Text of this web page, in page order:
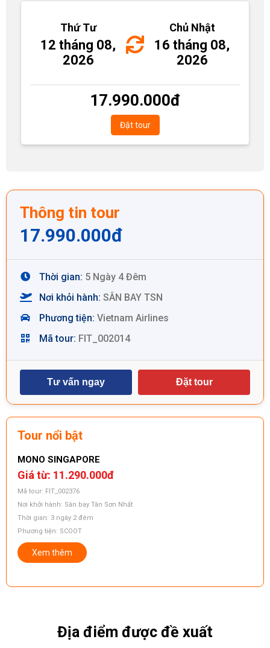
Thứ Tư
12 tháng 08,
2026
Chủ Nhật
16 tháng 08,
2026
17.990.000đ
Đặt tour
Thông tin tour
17.990.000đ
Thời gian: 5 Ngày 4 Đêm
Nơi khỏi hành: SÂN BAY TSN
Phương tiện: Vietnam Airlines
Mã tour: FIT_002014
Tư vấn ngay Đặt tour
Tour nổi bật
MONO SINGAPORE
Giá từ: 11.290.000đ
Mã tour: FIT_002376
Nơi khởi hành: Sân bay Tân Sơn Nhất
Thời gian: 3 ngày 2 đêm
Phương tiện: SCOOT
Xem thêm
Địa điểm được đề xuất